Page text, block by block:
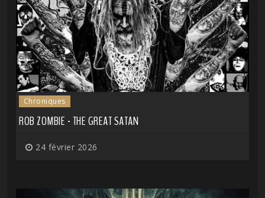
Chroniques
ROB ZOMBIE - THE GREAT SATAN
24 février 2026